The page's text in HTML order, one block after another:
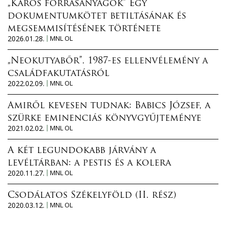
„Káros forrásanyagok” Egy
dokumentumkötet betiltásának és
megsemmisítésének története
2026.01.28.
MNL OL
„Neokutyabőr”. 1987-es ellenvélemény a
családfakutatásról
2022.02.09.
MNL OL
Amiről kevesen tudnak: Babics József, a
szürke eminenciás könyvgyűjteménye
2021.02.02.
MNL OL
A két legundokabb járvány a
levéltárban: a pestis és a kolera
2020.11.27.
MNL OL
Csodálatos Székelyföld (II. rész)
2020.03.12.
MNL OL